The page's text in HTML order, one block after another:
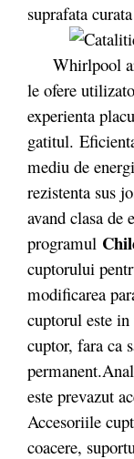
suprafata
Whirlpool
le ofere
experienta
gatitul.
mediu de
rezistenta sus
avand clasa de
programul
cuptorului
modificarea
cuptorul este
cuptor, fara ca
este prevazut
Accesoriile
coacere,